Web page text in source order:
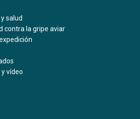
salud
contra la gripe aviar
vídeo